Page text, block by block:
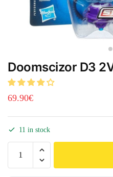
Doomscizor D3
69.90€
11 in stock